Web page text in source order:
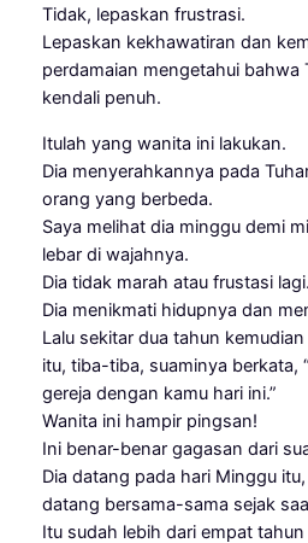
Tidak, lepaskan frustrasi.
Lepaskan kekhawatiran dan
perdamaian mengetahui bahwa
kendali penuh.
Itulah yang wanita ini lakukan.
Dia menyerahkannya pada
orang yang berbeda.
Saya melihat dia minggu demi
lebar di wajahnya.
Dia tidak marah atau frustasi lagi.
Dia menikmati hidupnya dan
Lalu sekitar dua tahun
itu, tiba-tiba, suaminya berkata,
gereja dengan kamu hari ini.”
Wanita ini hampir pingsan!
Ini benar-benar gagasan dari
Dia datang pada hari Minggu
datang bersama-sama sejak
Itu sudah lebih dari empat